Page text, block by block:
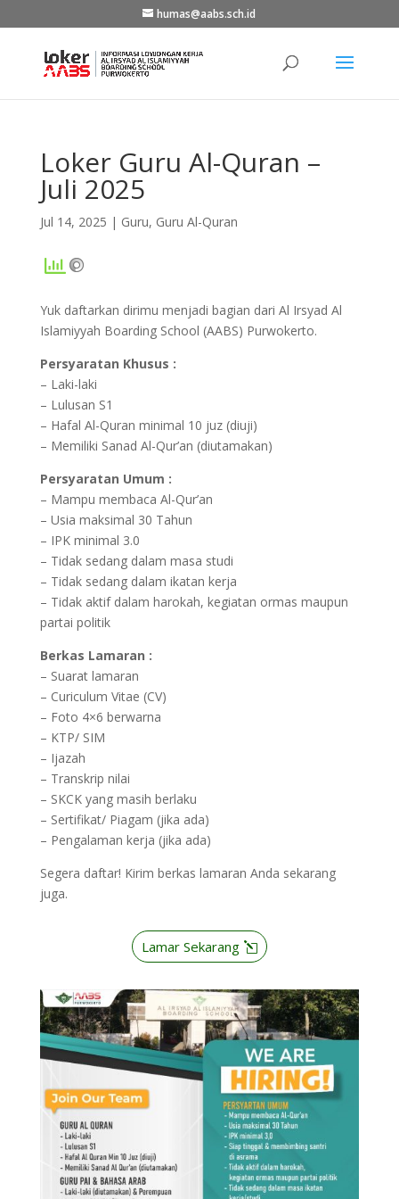
humas@aabs.sch.id
Loker Guru Al-Quran –
Juli 2025
Jul 14, 2025 | Guru, Guru Al-Quran
Yuk daftarkan dirimu menjadi bagian dari Al Irsyad Al
Islamiyyah Boarding School (AABS) Purwokerto.
Persyaratan Khusus :
– Laki-laki
– Lulusan S1
– Hafal Al-Quran minimal 10 juz (diuji)
– Memiliki Sanad Al-Qur’an (diutamakan)
Persyaratan Umum :
– Mampu membaca Al-Qur’an
– Usia maksimal 30 Tahun
– IPK minimal 3.0
– Tidak sedang dalam masa studi
– Tidak sedang dalam ikatan kerja
– Tidak aktif dalam harokah, kegiatan ormas maupun
partai politik
Berkas Lamaran :
– Suarat lamaran
– Curiculum Vitae (CV)
– Foto 4×6 berwarna
– KTP/ SIM
– Ijazah
– Transkrip nilai
– SKCK yang masih berlaku
– Sertifikat/ Piagam (jika ada)
– Pengalaman kerja (jika ada)
Segera daftar! Kirim berkas lamaran Anda sekarang
juga.
Lamar Sekarang